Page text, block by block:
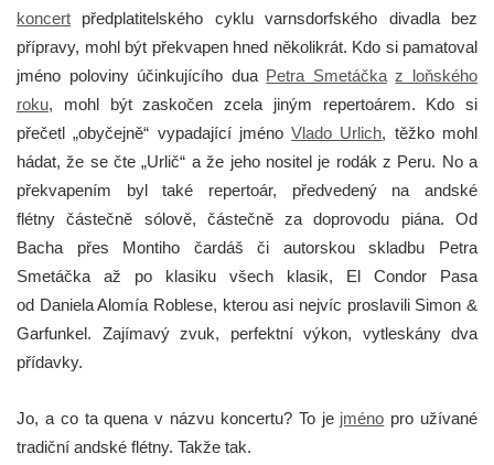
koncert předplatitelského cyklu varnsdorfského divadla bez
přípravy, mohl být překvapen hned několikrát. Kdo si pamatoval
jméno poloviny účinkujícího dua Petra Smetáčka z loňského
roku, mohl být zaskočen zcela jiným repertoárem. Kdo si
přečetl „obyčejně“ vypadající jménoVlado Urlich, těžko mohl
hádat, že se čte „Urlič“ a že jeho nositel je rodák z Peru. No a
překvapením byl také repertoár, předvedený na andské
flétny částečně sólově, částečně za doprovodu piána. Od
Bacha přes Montiho čardáš či autorskou skladbu Petra
Smetáčka až po klasiku všech klasik, El Condor Pasa
od Daniela Alomía Roblese, kterou asi nejvíc proslavili Simon &
Garfunkel. Zajímavý zvuk, perfektní výkon, vytleskány dva
přídavky.
Jo, a co ta quena v názvu koncertu? To je jméno pro užívané
tradiční andské flétny. Takže tak.